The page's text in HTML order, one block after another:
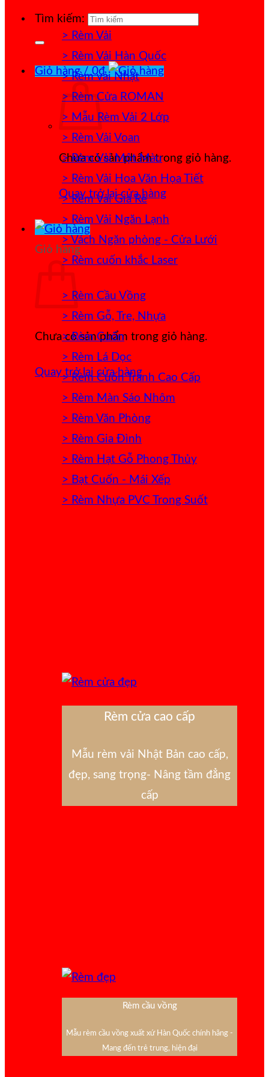
Tìm kiếm:
Giỏ hàng /0₫
Chưa có sản phẩm trong giỏ hàng.
Quay trở lại cửa hàng
Giỏ hàng
Chưa có sản phẩm trong giỏ hàng.
Quay trở lại cửa hàng
> Rèm Vải
> Rèm Vải Hàn Quốc
> Rèm vải Nhật
> Rèm Cửa ROMAN
> Mẫu Rèm Vải 2 Lớp
> Rèm Vải Voan
> Rèm Vải Một Màu
> Rèm Vải Hoa Văn Họa Tiết
> Rèm Vải Giá Rẻ
> Rèm Vải Ngăn Lạnh
> Vách Ngăn phòng - Cửa Lưới
> Rèm cuốn khắc Laser
> Rèm Cầu Vồng
> Rèm Gỗ, Tre, Nhựa
> Rèm Cuốn
> Rèm Lá Dọc
> Rèm Cuốn Tranh Cao Cấp
> Rèm Màn Sáo Nhôm
> Rèm Văn Phòng
> Rèm Gia Đình
> Rèm Hạt Gỗ Phong Thủy
> Bạt Cuốn - Mái Xếp
> Rèm Nhựa PVC Trong Suốt
Rèm cửa cao cấp
Mẫu rèm vải Nhật Bản cao cấp,
đẹp, sang trọng- Nâng tầm đẳng
cấp
Rèm cầu vồng
Mẫu rèm cầu vồng xuất xứ Hàn Quốc chính hãng -
Mang đến trẻ trung, hiện đại